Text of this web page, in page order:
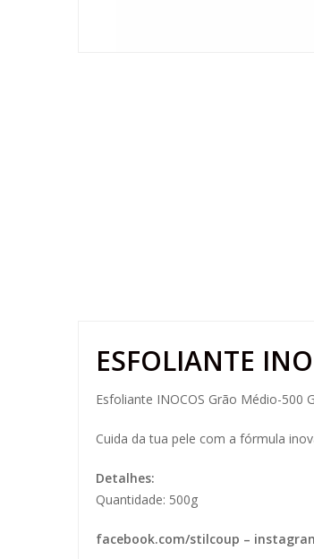
ESFOLIANTE
Esfoliante INOCOS Grão Médio-500
Cuida da tua pele com a fórmula
Detalhes:
Quantidade: 500g
facebook.com/stilcoup –